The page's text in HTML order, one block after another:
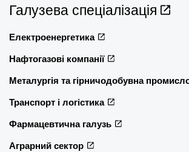
Галузева спеціалізація
Електроенергетика
Нафтогазові компанії
Металургія та гірничодобувна
Транспорт і логістика
Фармацевтична галузь
Аграрний сектор